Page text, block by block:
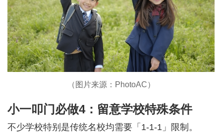
（图片来源：PhotoAC）
小一叩门必做4：留意学校特殊条件
不少学校特别是传统名校均需要「1-1-1」限制。